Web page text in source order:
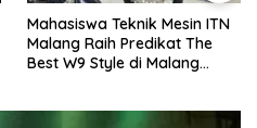
Mahasiswa Teknik Mesin ITN
Malang Raih Predikat The
Best W9 Style di Malang